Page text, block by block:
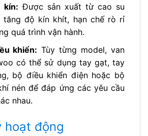
kín: Được sản xuất từ cao su
tăng độ kín khít, hạn chế rò rỉ
quá trình vận hành.
khiển: Tùy từng model, van
có thể sử dụng tay gạt, tay
bộ điều khiển điện hoặc bộ
nén để đáp ứng các yêu cầu
nhau.
hoạt động